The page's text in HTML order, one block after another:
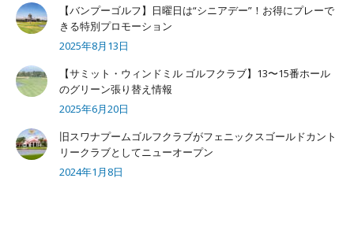
【バンプーゴルフ】日曜日は“シニアデー”！お得にプレーで
きる特別プロモーション
2025年8月13日
【サミット・ウィンドミル ゴルフクラブ】13〜15番ホール
のグリーン張り替え情報
2025年6月20日
旧スワナプームゴルフクラブがフェニックスゴールドカント
リークラブとしてニューオープン
2024年1月8日